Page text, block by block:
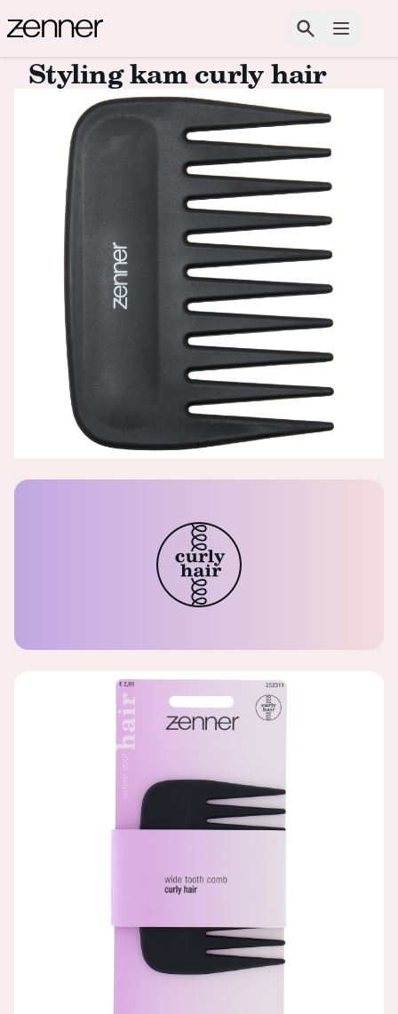
ZoekenOpen
Styling kam curly hair